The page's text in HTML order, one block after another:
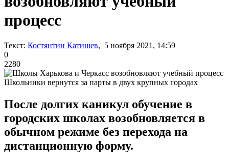
процесс
Текст: Костянтин Катишев, 5 ноября 2021, 14:59
0
2280
Школьники вернутся за парты в двух крупных городах
После долгих каникул обучение в
городских школах возобновляется в
обычном режиме без перехода на
дистанционную форму.